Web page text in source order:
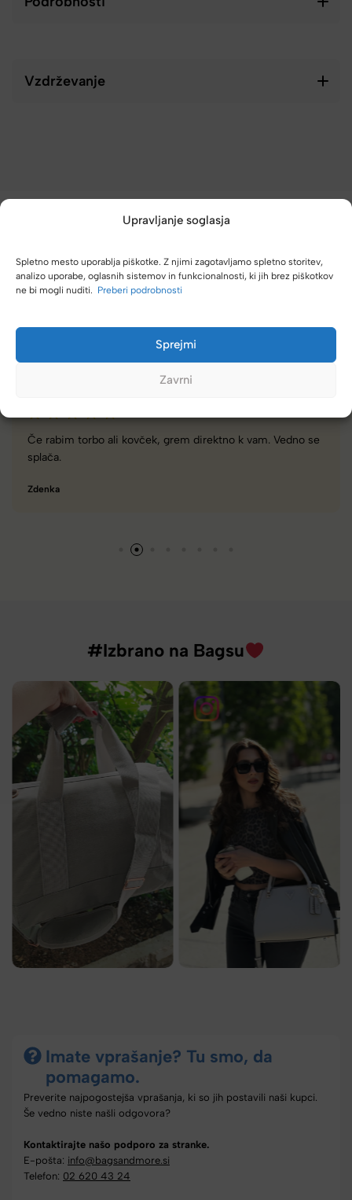
Upravljanje soglasja
Spletno mesto uporablja piškotke. Z njimi zagotavljamo spletno storitev,
analizo uporabe, oglasnih sistemov in funkcionalnosti, ki jih brez piškotkov
ne bi mogli nuditi. Preberi podrobnosti
Sprejmi
Zavrni
Vzdrževanje
Zelo dobra trgovina za torbe in kovčke, z veliko izbire,
#Izbrano na Bagsu
Imate vprašanje? Tu smo, da
pomagamo.
Preverite najpogostejša vprašanja, ki so jih postavili naši kupci.
Še vedno niste našli odgovora?
Kontaktirajte našo podporo za stranke.
E-pošta: info@bagsandmore.si
Telefon: 02 620 43 24